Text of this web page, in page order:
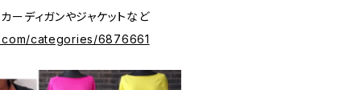
ーディガンやジャケットなど
categories/6876661